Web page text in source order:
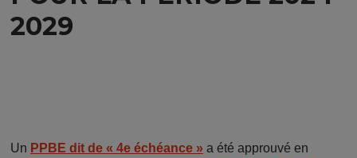
2029
Un PPBE dit de « 4e échéance » a été approuvé en